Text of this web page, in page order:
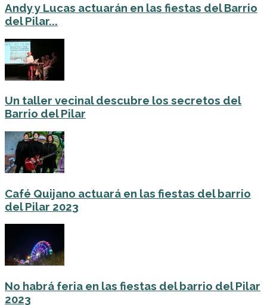
Andy y Lucas actuarán en las fiestas del Barrio
del Pilar...
Un taller vecinal descubre los secretos del
Barrio del Pilar
Café Quijano actuará en las fiestas del barrio
del Pilar 2023
No habrá feria en las fiestas del barrio del Pilar
2023